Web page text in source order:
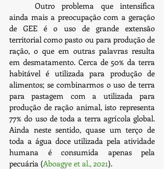
ainda mais a preocupação com a geração
de GEE é o uso de grande extensão
territorial como pasto ou para produção de
ração, o que em outras palavras resulta
em desmatamento. Cerca de 50% da terra
habitável é utilizada para produção de
alimentos; se combinarmos o uso de terra
para pastagem com a utilizada para
produção de ração animal, isto representa
77% do uso de toda a terra agrícola global.
Ainda neste sentido, quase um terço de
toda a água doce utilizada pela atividade
humana é consumida apenas pela
pecuária (Aboagye et al., 2021).